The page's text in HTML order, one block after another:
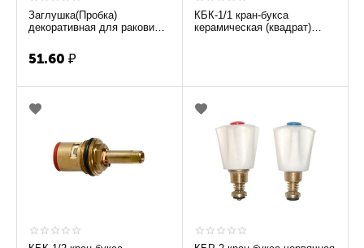
Заглушка(Пробка)
декоративная для раковины
51.60 ₽
КБК-1/1 кран-букса
керамическая (квадрат)